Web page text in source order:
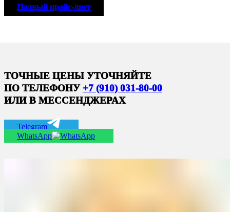
Полный прайс-лист
ТОЧНЫЕ ЦЕНЫ УТОЧНЯЙТЕ
ПО ТЕЛЕФОНУ +7 (910) 031-80-00
ИЛИ В МЕССЕНДЖЕРАХ
Telegram
WhatsApp